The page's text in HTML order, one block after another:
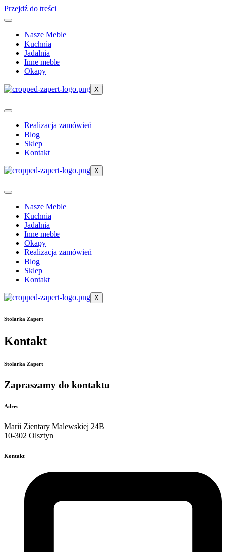
Przejdź do treści
Nasze Meble
Kuchnia
Jadalnia
Inne meble
Okapy
X
Realizacja zamówień
Blog
Sklep
Kontakt
X
Nasze Meble
Kuchnia
Jadalnia
Inne meble
Okapy
Realizacja zamówień
Blog
Sklep
Kontakt
X
Stolarka Zapert
Kontakt
Stolarka Zapert
Zapraszamy do kontaktu
Adres
Marii Zientary Malewskiej 24B
10-302 Olsztyn
Kontakt